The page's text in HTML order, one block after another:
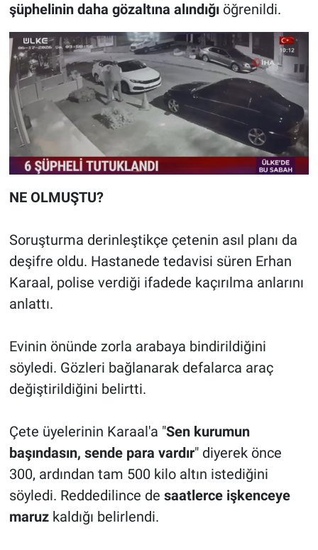
şüphelinin daha gözaltına alındığıöğrenildi.
NE OLMUŞTU?
Soruşturma derinleştikçe çetenin asıl planı da
deşifre oldu. Hastanede tedavisi süren Erhan
Karaal, polise verdiği ifadede kaçırılma anlarını
anlattı.
Evinin önünde zorla arabaya bindirildiğini
söyledi. Gözleri bağlanarak defalarca araç
değiştirildiğini belirtti.
Çete üyelerinin Karaal'a "Sen kurumun
başındasın, sende para vardır" diyerek önce
300, ardından tam 500 kilo altın istediğini
söyledi. Reddedilince de saatlerce işkenceye
maruzkaldığı belirlendi.